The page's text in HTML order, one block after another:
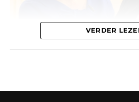
droomlichaam te
De demonstranten waren van
Alexander en Máxima zich een
VERDER